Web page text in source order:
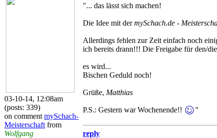
03-10-14, 12:08am
(posts: 339)
on comment mySchach-
Meisterschaft from
Wolfgang
"... das lässt sich machen!
Die Idee mit dermySchach.de -
Allerdings fehlen zur Zeit einfach noch
ich bereits drann!!! Die Freigabe für den/
es wird...
Bischen Geduld noch!
Grüße, Matthias
P.S.: Gestern war Wochenende!! "
reply